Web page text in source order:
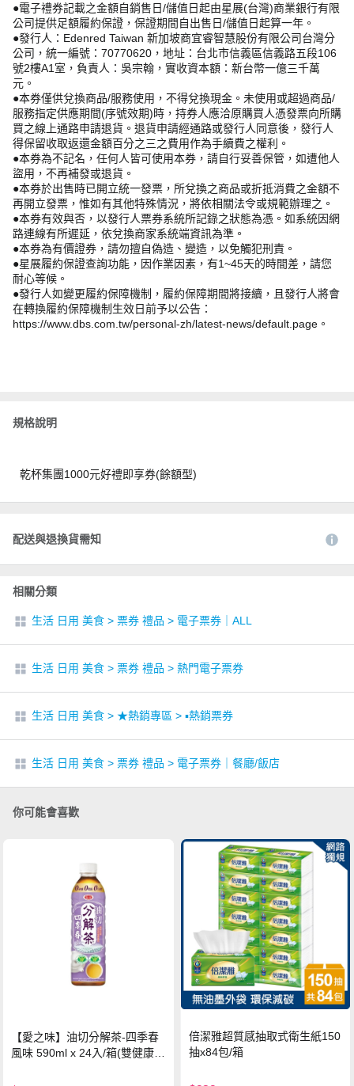
●電子禮券記載之金額自銷售日/儲值日起由星展(台灣)商業銀行有限
公司提供足額履約保證，保證期間自出售日/儲值日起算一年。
●發行人：Edenred Taiwan 新加坡商宜睿智慧股份有限公司台灣分
公司，統一編號：70770620，地址：台北市信義區信義路五段106
號2樓A1室，負責人：吳宗翰，實收資本額：新台幣一億三千萬
元。
●本券僅供兌換商品/服務使用，不得兌換現金。未使用或超過商品/
服務指定供應期間(序號效期)時，持券人應洽原購買人憑發票向所購
買之線上通路申請退貨。退貨申請經通路或發行人同意後，發行人
得保留收取返還金額百分之三之費用作為手續費之權利。
●本券為不記名，任何人皆可使用本券，請自行妥善保管，如遭他人
盜用，不再補發或退貨。
●本券於出售時已開立統一發票，所兌換之商品或折抵消費之金額不
再開立發票，惟如有其他特殊情況，將依相關法令或規範辦理之。
●本券有效與否，以發行人票券系統所記錄之狀態為憑。如系統因網
路連線有所遲延，依兌換商家系統端資訊為準。
●本券為有價證券，請勿擅自偽造、變造，以免觸犯刑責。
●星展履約保證查詢功能，因作業因素，有1~45天的時間差，請您
耐心等候。
●發行人如變更履約保障機制，履約保障期間將接續，且發行人將會
在轉換履約保障機制生效日前予以公告：
https://www.dbs.com.tw/personal-zh/latest-news/default.page。
規格說明
乾杯集團1000元好禮即享券(餘額型)
配送與退換貨需知
相關分類
生活 日用 美食 > 票券 禮品 > 電子票券｜ALL
生活 日用 美食 > 票券 禮品 > 熱門電子票券
生活 日用 美食 > ★熱銷專區 > ▪︎熱銷票券
生活 日用 美食 > 票券 禮品 > 電子票券｜餐廳/飯店
你可能會喜歡
【愛之味】油切分解茶-四季春
風味 590ml x 24入/箱(雙健康認
倍潔雅超質感抽取式衛生紙150
抽x84包/箱